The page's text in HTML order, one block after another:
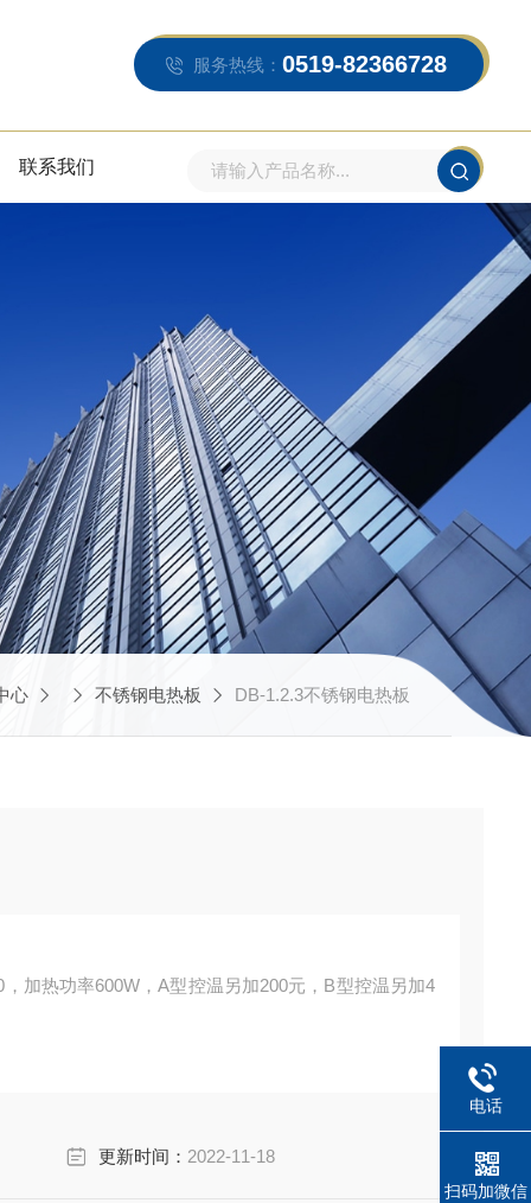
服务热线： 0519-82366728
联系我们
心 不锈钢电热板 DB-1.2.3不锈钢电热板
加热功率600W，A型控温另加200元，B型控温另加4
更新时间： 2022-11-18
电话
扫码加微信